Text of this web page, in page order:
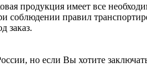
продукция имеет все
соблюдении правил
заказ.
но если Вы хотите